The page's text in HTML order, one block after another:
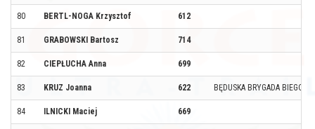
80 BERTL-NOGA Krzysztof 612
81 GRABOWSKI Bartosz 714
82 CIEPŁUCHA Anna 699
83 KRUZ Joanna 622 BĘDUSKA BRYGADA BIEGOWA
84 ILNICKI Maciej 669